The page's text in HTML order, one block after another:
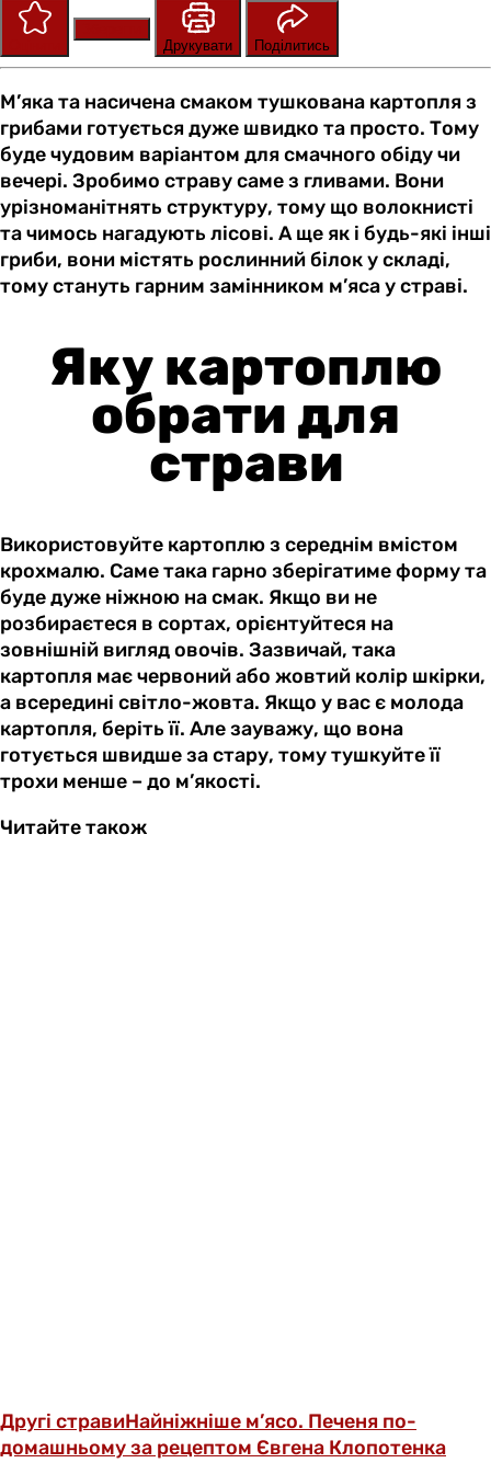
Друкувати
Поділитись
М’яка та насичена смаком тушкована картопля з
грибами готується дуже швидко та просто. Тому
буде чудовим варіантом для смачного обіду чи
вечері. Зробимо страву саме з гливами. Вони
урізноманітнять структуру, тому що волокнисті
та чимось нагадують лісові. А ще як і будь-які інші
гриби, вони містять рослинний білок у складі,
тому стануть гарним замінником м’яса у страві.
Яку картоплю
обрати для
страви
Використовуйте картоплю з середнім вмістом
крохмалю. Саме така гарно зберігатиме форму та
буде дуже ніжною на смак. Якщо ви не
розбираєтеся в сортах, орієнтуйтеся на
зовнішній вигляд овочів. Зазвичай, така
картопля має червоний або жовтий колір шкірки,
а всередині світло-жовта. Якщо у вас є молода
картопля, беріть її. Але зауважу, що вона
готується швидше за стару, тому тушкуйте її
трохи менше – до м’якості.
Читайте також
Другі стравиНайніжніше м’ясо. Печеня по-
домашньому за рецептом Євгена Клопотенка